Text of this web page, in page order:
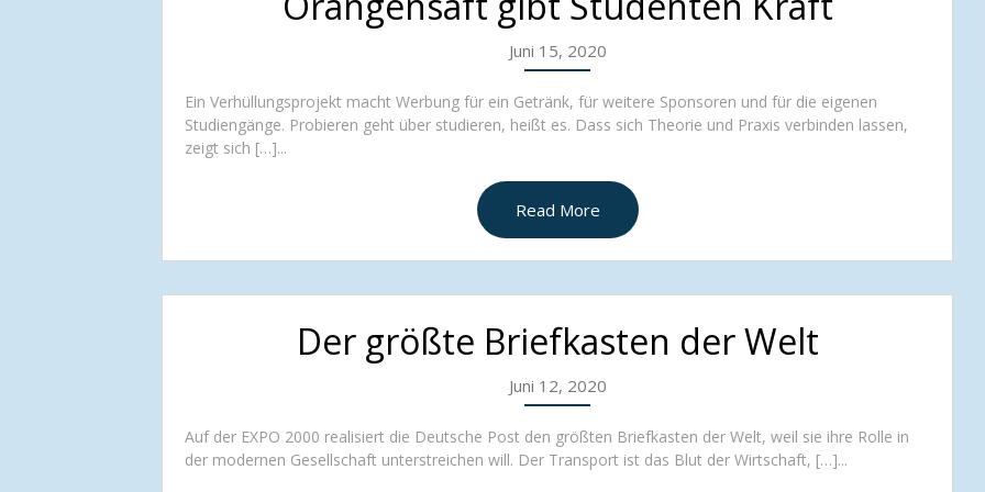
Juni 15, 2020
Ein Verhüllungsprojekt macht Werbung für ein Getränk, für weitere Sponsoren und für die eigenen
Studiengänge. Probieren geht über studieren, heißt es. Dass sich Theorie und Praxis verbinden lassen,
zeigt sich […]...
Read More
Der größte Briefkasten der Welt
Juni 12, 2020
Auf der EXPO 2000 realisiert die Deutsche Post den größten Briefkasten der Welt, weil sie ihre Rolle in
der modernen Gesellschaft unterstreichen will. Der Transport ist das Blut der Wirtschaft, […]...